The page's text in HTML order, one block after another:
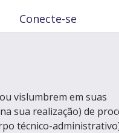
Conecte-se
vislumbrem em suas
sua realização) de
técnico-